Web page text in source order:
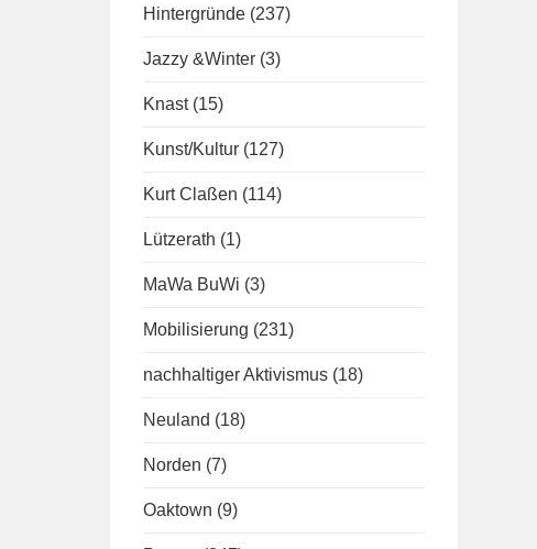
Hintergründe (237)
Jazzy &Winter (3)
Knast (15)
Kunst/Kultur (127)
Kurt Claßen (114)
Lützerath (1)
MaWa BuWi (3)
Mobilisierung (231)
nachhaltiger Aktivismus (18)
Neuland (18)
Norden (7)
Oaktown (9)